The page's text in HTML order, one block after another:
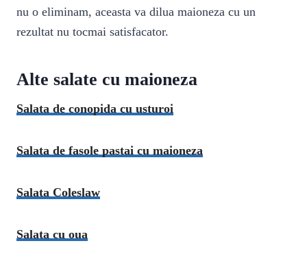
nu o eliminam, aceasta va dilua maioneza cu un
rezultat nu tocmai satisfacator.
Alte salate cu maioneza
Salata de conopida cu usturoi
Salata de fasole pastai cu maioneza
Salata Coleslaw
Salata cu oua